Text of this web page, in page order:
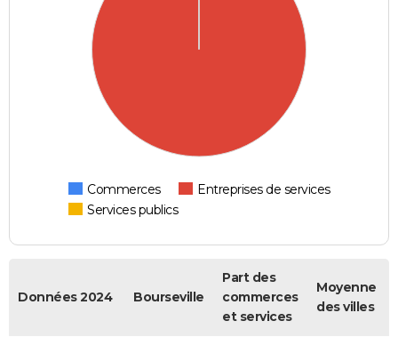
Commerces
Entreprises de services
Services publics
Données 2024 Bourseville
Part des
commerces
et services
Moyenne
des villes